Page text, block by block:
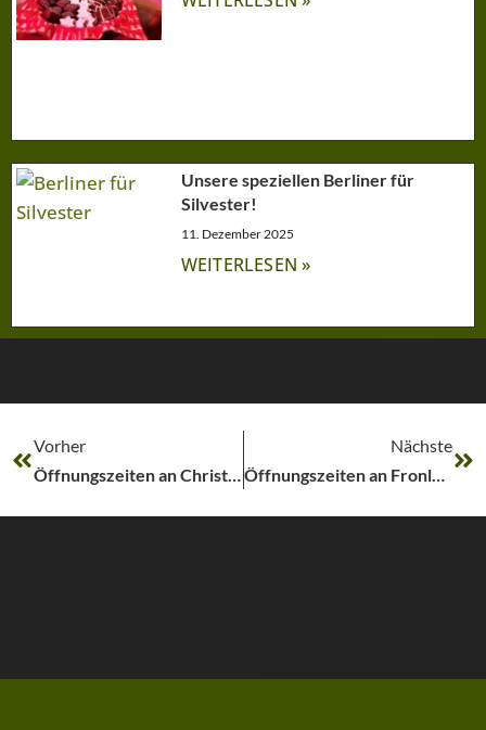
Unsere speziellen Berliner für
Silvester!
11. Dezember 2025
WEITERLESEN »
Vorher
Öffnungszeiten an Christi Himmelfahrt
Nächste
Öffnungszeiten an Fronleichnam